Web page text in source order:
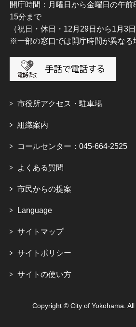
開庁時間：月曜日から金曜日の午
15分まで
（祝日・休日・12月29日から1月3日
※一部の窓口では開庁時間が異なる
市役所アクセス・駐車場
組織案内
コールセンター：045-664-2525
よくある質問
市民からの提案
Language
サイトマップ
サイトポリシー
サイトの使い方
Copyright © City of Yokohama. All